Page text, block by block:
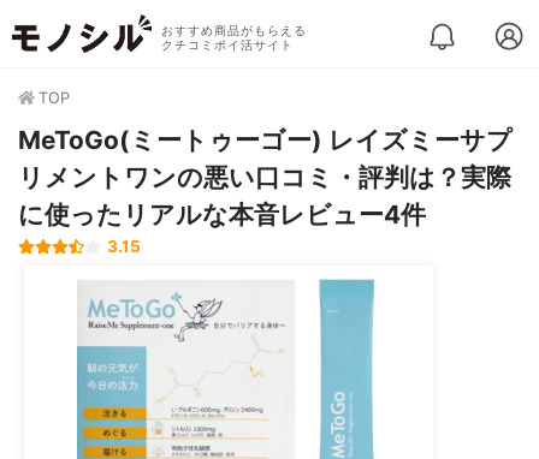
おすすめ商品がもらえる
クチコミポイ活サイト
TOP
MeToGo(ミートゥーゴー) レイズミーサプ
リメントワンの悪い口コミ・評判は？実際
に使ったリアルな本音レビュー4件
3.15